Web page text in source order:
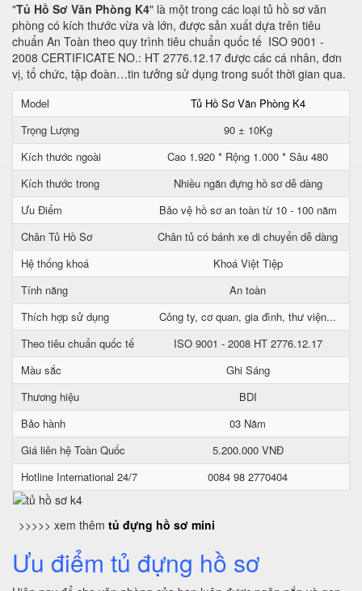
"Tủ Hồ Sơ Văn Phòng K4" là một trong các loại tủ hồ sơ văn
phòng có kích thước vừa và lớn, được sản xuất dựa trên tiêu
chuẩn An Toàn theo quy trình tiêu chuẩn quốc tế ISO 9001 -
2008 CERTIFICATE NO.: HT 2776.12.17 được các cá nhân, đơn
vị, tổ chức, tập đoàn…tin tưởng sử dụng trong suốt thời gian qua.
Model
Tủ Hồ Sơ Văn Phòng K4
Trọng Lượng
90 ± 10Kg
Kích thước ngoài
Cao 1.920 * Rộng 1.000 * Sâu 480
Kích thước trong
Nhiều ngăn đựng hồ sơ dễ dàng
Ưu Điểm
Bảo vệ hồ sơ an toàn từ 10 - 100 năm
Chân Tủ Hồ Sơ
Chân tủ có bánh xe di chuyển dễ dàng
Hệ thống khoá
Khoá Việt Tiệp
Tính năng
An toàn
Thích hợp sử dụng
Công ty, cơ quan, gia đình, thư viện...
Theo tiêu chuẩn quốc tế
ISO 9001 - 2008 HT 2776.12.17
Màu sắc
Ghi Sáng
Thương hiệu
BDI
Bảo hành
03 Năm
Giá liên hệ Toàn Quốc
5.200.000 VNĐ
Hotline International 24/7
0084 98 2770404
>>>>> xem thêm tủ đựng hồ sơ mini
Ưu điểm tủ đựng hồ sơ